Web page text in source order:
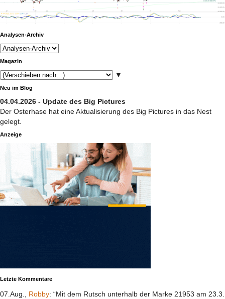
Analysen-Archiv
Magazin
▼
Neu im Blog
04.04.2026 - Update des Big Pictures
Der Osterhase hat eine Aktualisierung des Big Pictures in das Nest
gelegt.
Anzeige
Letzte Kommentare
07.Aug., Robby: “Mit dem Rutsch unterhalb der Marke 21953 am 23.3.